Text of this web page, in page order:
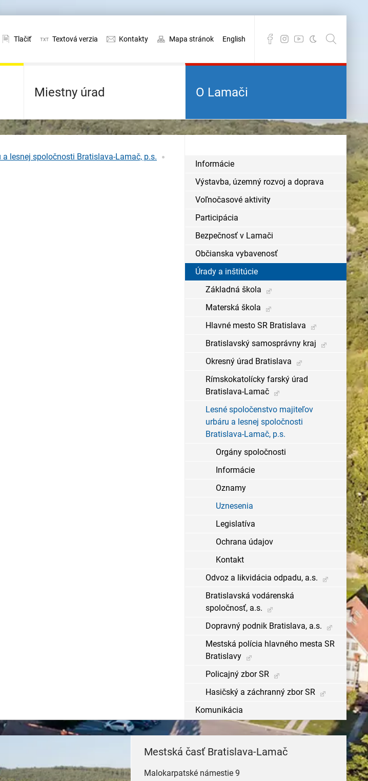
Tlačiť Textová verzia Kontakty Mapa stránok English
Miestny úrad O Lamači
lesnej spoločnosti Bratislava-Lamač, p.s.
Informácie
Výstavba, územný rozvoj a doprava
Voľnočasové aktivity
Participácia
Bezpečnosť v Lamači
Občianska vybavenosť
Úrady a inštitúcie
Základná škola
Materská škola
Hlavné mesto SR Bratislava
Bratislavský samosprávny kraj
Okresný úrad Bratislava
Rímskokatolícky farský úrad
Bratislava-Lamač
Lesné spoločenstvo majiteľov
urbáru a lesnej spoločnosti
Bratislava-Lamač, p.s.
Orgány spoločnosti
Informácie
Oznamy
Uznesenia
Legislatíva
Ochrana údajov
Kontakt
Odvoz a likvidácia odpadu, a.s.
Bratislavská vodárenská
spoločnosť, a.s.
Dopravný podnik Bratislava, a.s.
Mestská polícia hlavného mesta SR
Bratislavy
Policajný zbor SR
Hasičský a záchranný zbor SR
Komunikácia
Mestská časť Bratislava-Lamač
Malokarpatské námestie 9